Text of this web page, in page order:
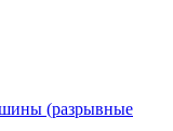
(разрывные